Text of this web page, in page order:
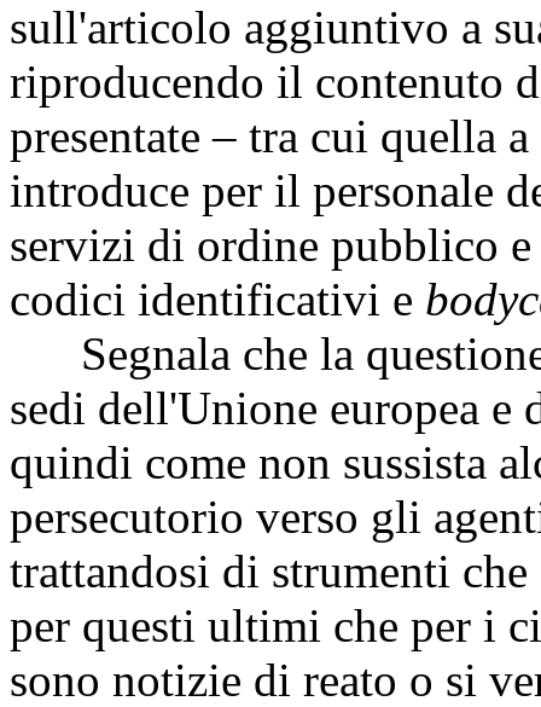
sull'articolo aggiuntivo a
riproducendo il contenuto
presentate – tra cui quella
introduce per il personale
servizi di ordine pubblico
codici identificativi e
Segnala che la
sedi dell'Unione europea
quindi come non sussista
persecutorio verso gli
trattandosi di strumenti
per questi ultimi che per i
sono notizie di reato o si